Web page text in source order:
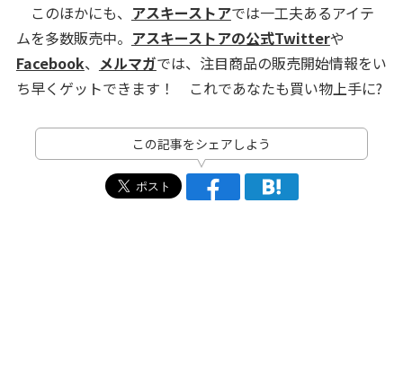
このほかにも、 アスキーストアでは一工夫あるアイテ
ムを多数販売中。 アスキーストアの公式Twitterや
Facebook、 メルマガでは、注目商品の販売開始情報をい
ち早くゲットできます！ これであなたも買い物上手に?
この記事をシェアしよう